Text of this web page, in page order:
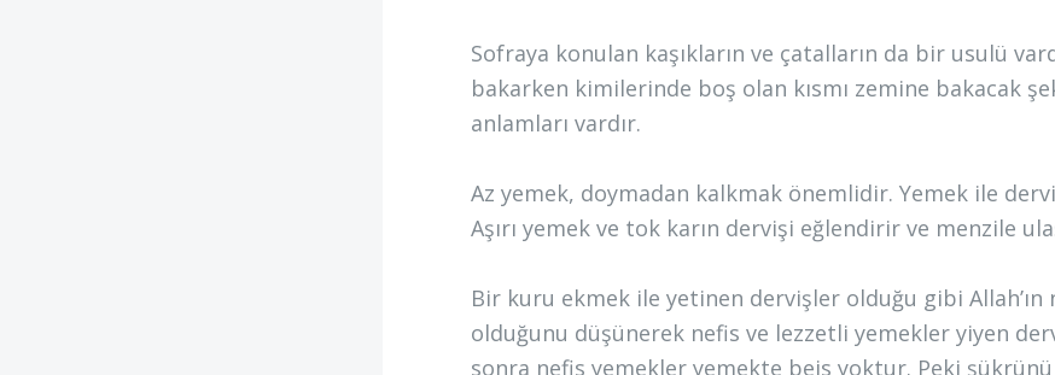
Sofraya konulan kaşıkların ve çatalların da bir usulü
bakarken kimilerinde boş olan kısmı zemine bakacak
anlamları vardır.
Az yemek, doymadan kalkmak önemlidir. Yemek ile
Aşırı yemek ve tok karın dervişi eğlendirir ve menzile
Bir kuru ekmek ile yetinen dervişler olduğu gibi
olduğunu düşünerek nefis ve lezzetli yemekler yiyen
sonra nefis yemekler yemekte beis yoktur. Peki şükrünü